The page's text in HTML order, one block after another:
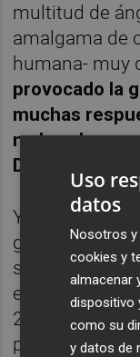
multitud de
amalgama de
humana- muy
provocado la
muchas
no lo
Descartes "de
Y sí, a nadie
guerra vaya a
sobre todo la
esas
2021 y más
pero parece
Uso
datos
Nosotros
cookies y
almacenar
dispositivo
como su
y datos de